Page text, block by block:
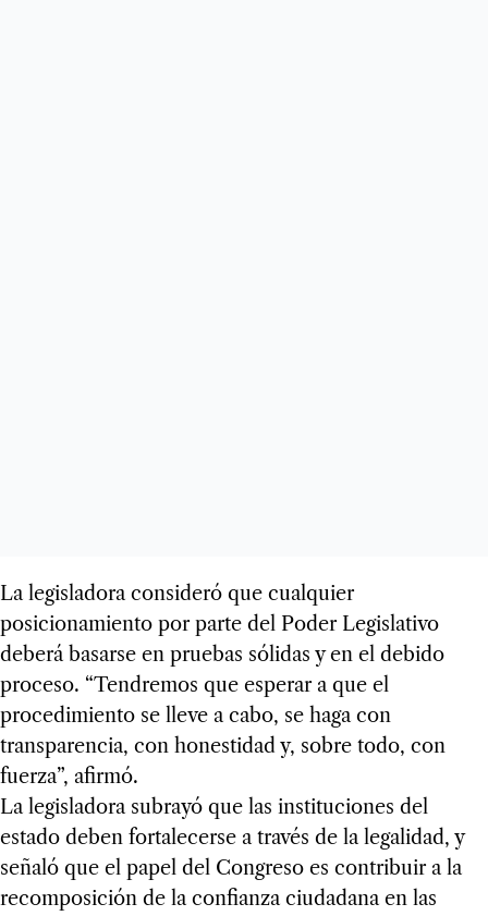
La legisladora consideró que cualquier
posicionamiento por parte del Poder Legislativo
deberá basarse en pruebas sólidas y en el debido
proceso. “Tendremos que esperar a que el
procedimiento se lleve a cabo, se haga con
transparencia, con honestidad y, sobre todo, con
fuerza”, afirmó.
La legisladora subrayó que las instituciones del
estado deben fortalecerse a través de la legalidad, y
señaló que el papel del Congreso es contribuir a la
recomposición de la confianza ciudadana en las